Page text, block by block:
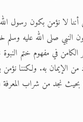
لا نؤمن بكون رسول
النبي صلى الله عليه
في مفهوم ختم النبوة
الإيمان به. ولكننا نؤمن
بحيث نجد من شراب